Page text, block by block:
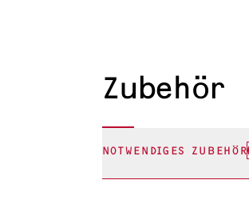
Zubehör
NOTWENDIGES ZUBEHÖR